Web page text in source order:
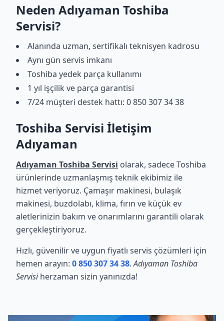
Neden Adıyaman Toshiba
Servisi?
Alanında uzman, sertifikalı teknisyen kadrosu
Aynı gün servis imkanı
Toshiba yedek parça kullanımı
1 yıl işçilik ve parça garantisi
7/24 müşteri destek hattı: 0 850 307 34 38
Toshiba Servisi İletişim
Adıyaman
Adıyaman Toshiba Servisi olarak, sadece Toshiba
ürünlerinde uzmanlaşmış teknik ekibimiz ile
hizmet veriyoruz. Çamaşır makinesi, bulaşık
makinesi, buzdolabı, klima, fırın ve küçük ev
aletlerinizin bakım ve onarımlarını garantili olarak
gerçekleştiriyoruz.
Hızlı, güvenilir ve uygun fiyatlı servis çözümleri için
hemen arayın: 0 850 307 34 38.Adıyaman Toshiba
Servisiherzaman sizin yanınızda!